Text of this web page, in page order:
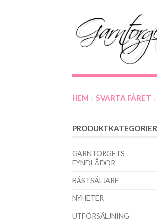
HEM / SVARTA FÅRET /
PRODUKTKATEGORIER
GARNTORGETS
FYNDLÅDOR
BÄSTSÄLJARE
NYHETER
UTFÖRSÄLJNING